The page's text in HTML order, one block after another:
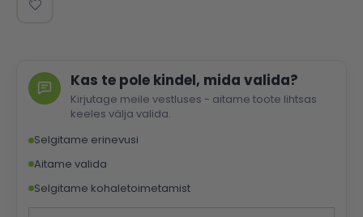
Kas te pole kindel, mida valida?
Kirjutage meile vestluses - aitame toote lihtsas
keeles välja valida.
Selgitame erinevusi
Aitame valida
Selgitame kohaletoimetamist